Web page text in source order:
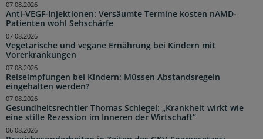
Anti-VEGF-Injektionen: Versäumte Termine kosten nAMD-
Patienten wohl Sehschärfe
07.08.2026
Vegetarische und vegane Ernährung bei Kindern mit
Vorerkrankungen
07.08.2026
Reiseimpfungen bei Kindern: Müssen Abstandsregeln
eingehalten werden?
07.08.2026
Gesundheitsrechtler Thomas Schlegel: „Krankheit wirkt wie
eine stille Rezession im Inneren der Wirtschaft“
07.08.2026
06.08.2026